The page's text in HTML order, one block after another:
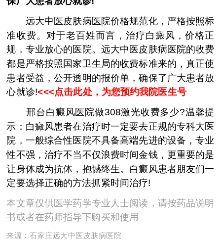
远大中医皮肤病医院价格规范化，严格按照标
准收费。对于老百姓而言，治疗白癜风，价格正
规，专业放心的医院。远大中医皮肤病医院的收费
都是严格按照国家卫生局的收费标准来的，真正使
患者受益，公开透明的报价单，确保了广大患者放
心就诊!<<<点击此处，为您预约我院医生号
邢台白癜风医院做308激光收费多少?温馨提
示：白癜风患者在治疗时一定要去正规的专科大医
院，一般综合性医院不具备高端先进的设备，专业
性不强，治疗不当不仅浪费时间金钱，更重要的是
让身体成为抗体，抱憾终生。白癜风患者朋友们一
定要选择正确的方法抓紧时间治疗!
本文章仅供医学药学专业人士阅读，请按药品说明
书或者在药师指导下购买和使用
来源：石家庄远大中医皮肤病医院